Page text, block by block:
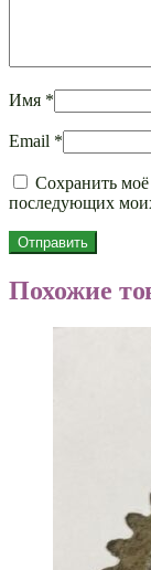
Имя *
Email *
Сохранить моё
последующих
Похожие